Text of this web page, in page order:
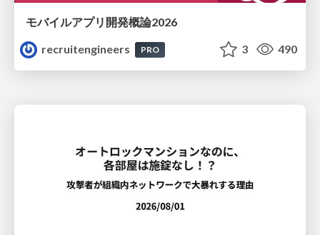
モバイルアプリ開発概論2026
recruitengineers
PRO 3 490